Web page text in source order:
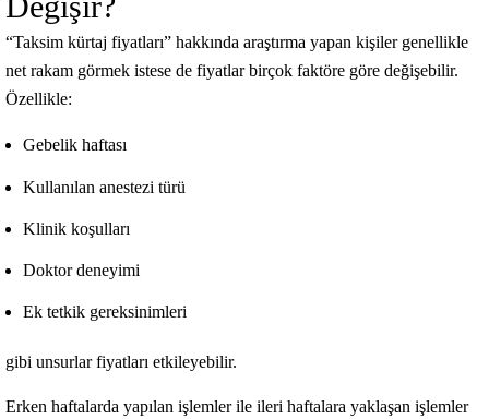
“Taksim kürtaj fiyatları” hakkında araştırma yapan kişiler genellikle
net rakam görmek istese de fiyatlar birçok faktöre göre değişebilir.
Özellikle:
Gebelik haftası
Kullanılan anestezi türü
Klinik koşulları
Doktor deneyimi
Ek tetkik gereksinimleri
gibi unsurlar fiyatları etkileyebilir.
Erken haftalarda yapılan işlemler ile ileri haftalara yaklaşan işlemler